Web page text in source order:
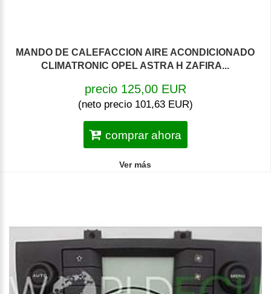
MANDO DE CALEFACCION AIRE ACONDICIONADO
CLIMATRONIC OPEL ASTRA H ZAFIRA...
precio 125,00 EUR
(neto precio 101,63 EUR)
comprar ahora
Ver más